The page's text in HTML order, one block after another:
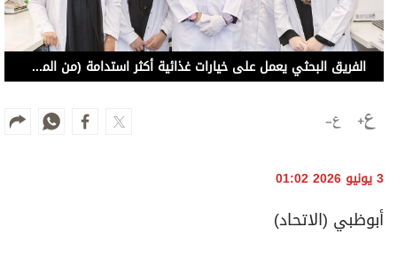
الفريق البحثي يعمل على خيارات غذائية أكثر استدامة (من المصدر)
3 يونيو 2026 01:02
أبوظبي (الاتحاد)